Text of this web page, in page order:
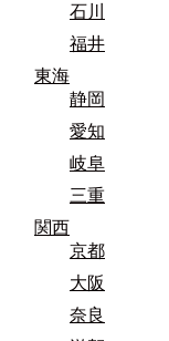
石川
福井
東海
静岡
愛知
岐阜
三重
関西
京都
大阪
奈良